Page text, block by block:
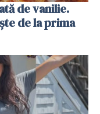
de vanilie.
de la prima